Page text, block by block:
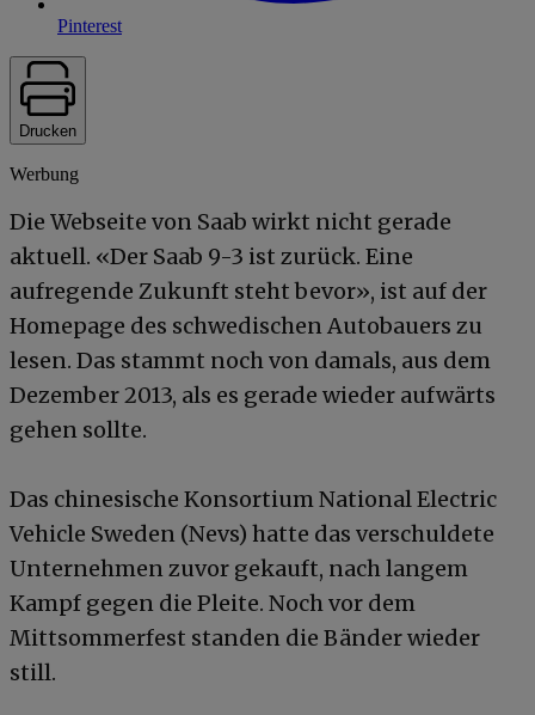
Pinterest
Drucken
Werbung
Die Webseite von Saab wirkt nicht gerade
aktuell. «Der Saab 9-3 ist zurück. Eine
aufregende Zukunft steht bevor», ist auf der
Homepage des schwedischen Autobauers zu
lesen. Das stammt noch von damals, aus dem
Dezember 2013, als es gerade wieder aufwärts
gehen sollte.
Das chinesische Konsortium National Electric
Vehicle Sweden (Nevs) hatte das verschuldete
Unternehmen zuvor gekauft, nach langem
Kampf gegen die Pleite. Noch vor dem
Mittsommerfest standen die Bänder wieder
still.